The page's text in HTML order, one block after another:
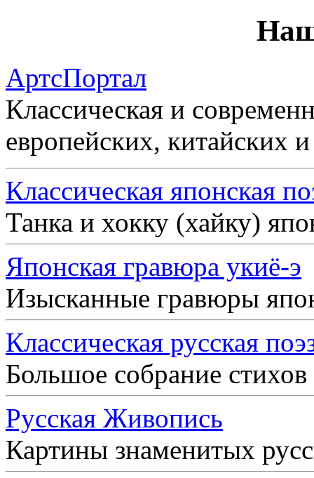
АртсПортал
Классическая и
европейских, китайских
Классическая японская
Танка и хокку (хайку)
Японская гравюра укиё-э
Изысканные гравюры
Классическая русская
Большое собрание
Русская Живопись
Картины знаменитых